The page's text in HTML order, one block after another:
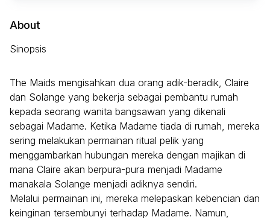
About
Sinopsis
The Maids mengisahkan dua orang adik-beradik, Claire
dan Solange yang bekerja sebagai pembantu rumah
kepada seorang wanita bangsawan yang dikenali
sebagai Madame. Ketika Madame tiada di rumah, mereka
sering melakukan permainan ritual pelik yang
menggambarkan hubungan mereka dengan majikan di
mana Claire akan berpura-pura menjadi Madame
manakala Solange menjadi adiknya sendiri.
Melalui permainan ini, mereka melepaskan kebencian dan
keinginan tersembunyi terhadap Madame. Namun,